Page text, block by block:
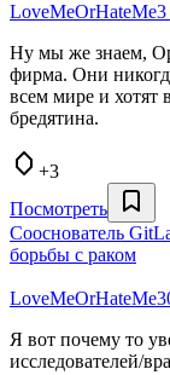
LoveMeOrHateMe3
Ну мы же знаем,
фирма. Они
всем мире и хотят
бредятина.
+3
Посмотреть
Сооснователь
борьбы с раком
LoveMeOrHateMe
Я вот почему то
исследователей/